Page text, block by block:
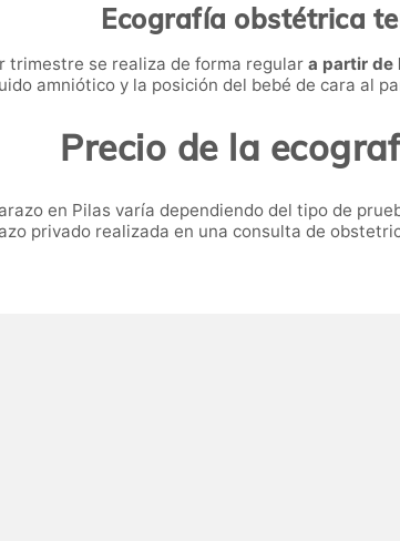
Ecografía obstétrica
trimestre se realiza de forma regular a partir de
amniótico y la posición del bebé de cara al
Precio de la
en Pilas varía dependiendo del tipo de
privado realizada en una consulta de